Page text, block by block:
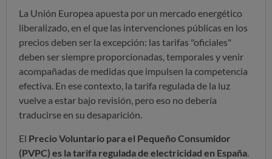
La Unión Europea apuesta por un mercado energético
liberalizado, en el que las intervenciones públicas en los
precios deben ser la excepción: las tarifas "oficiales"
deben ser siempre proporcionadas, temporales y venir
acompañadas de medidas que impulsen la competencia
efectiva. En ese contexto, la tarifa regulada de la luz
vuelve a estar bajo revisión, pero eso no debería
traducirse en su desaparición.
El Precio Voluntario para el Pequeño Consumidor
(PVPC) es la tarifa regulada de electricidad en España